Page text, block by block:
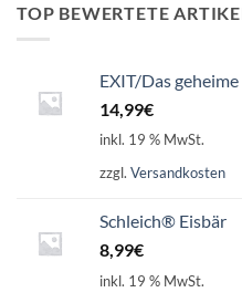
TOP BEWERTETE
EXIT/Das
14,99€
inkl. 19 % MwSt.
zzgl. Versandkosten
Schleich® Eisbär
8,99€
inkl. 19 % MwSt.